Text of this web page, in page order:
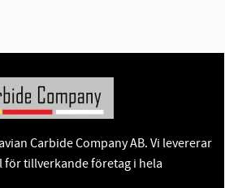
Carbide Company AB. Vi levererar
tillverkande företag i hela